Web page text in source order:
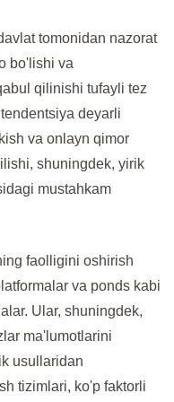
tomonidan nazorat
bo'lishi va
qilinishi tufayli tez
deyarli
va onlayn qimor
shuningdek, yirik
mustahkam
faolligini oshirish
va ponds kabi
Ular, shuningdek,
ma'lumotlarini
usullaridan
tizimlari, ko'p faktorli